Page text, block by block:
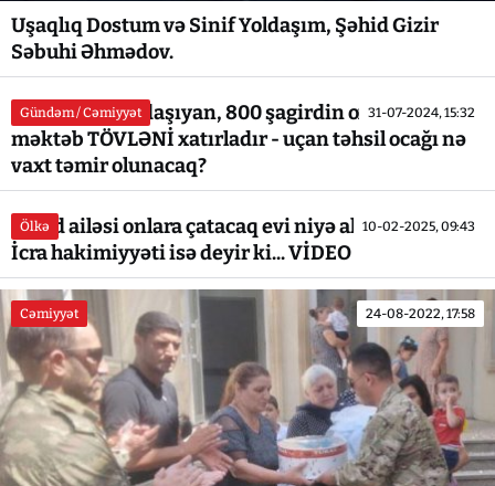
Uşaqlıq Dostum və Sinif Yoldaşım, Şəhid Gizir
Səbuhi Əhmədov.
Gündəm / Cəmiyyət 31-07-2024, 15:32
Şəhidin adını daşıyan, 800 şagirdin oxuduğu
məktəb TÖVLƏNİ xatırladır - uçan təhsil ocağı nə
vaxt təmir olunacaq?
Ölkə 10-02-2025, 09:43
Şəhid ailəsi onlara çatacaq evi niyə ala bilmir? -
İcra hakimiyyəti isə deyir ki... VİDEO
Cəmiyyət 24-08-2022, 17:58